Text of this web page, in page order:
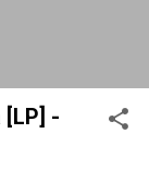
[LP] -